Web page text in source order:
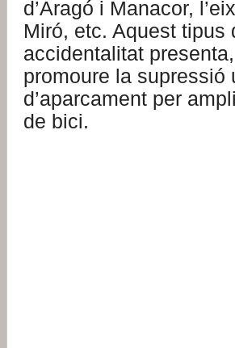
d’Aragó i Manacor,
Miró, etc. Aquest
accidentalitat
promoure la supressió
d’aparcament per
de bici.